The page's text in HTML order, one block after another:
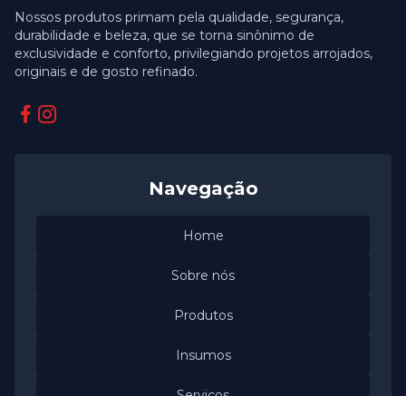
Nossos produtos primam pela qualidade, segurança,
durabilidade e beleza, que se torna sinônimo de
exclusividade e conforto, privilegiando projetos arrojados,
originais e de gosto refinado.
Facebook
Navegação
Home
Sobre nós
Produtos
Insumos